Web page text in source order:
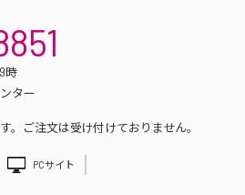
時
ター
。ご注文は受け付けておりません。
PCサイト